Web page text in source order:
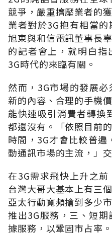
競爭，嚴重擠壓業者的
業者對於3G抱有相當
旭東與和信電訊董事長
的記者會上，就明白指
3G時代的來臨有關。
然而，3G市場的發展
新的內容、合理的手機
能快速吸引消費者轉換
都還沒有。「依照目前
時間，3G才會比較普
動通訊市場的主流，」
在3G需求飛快上升之
台灣大哥大基本上有三
亞太行動寬頻搶到多少
推出3G服務，三、短
據服務，以鞏固市占率。